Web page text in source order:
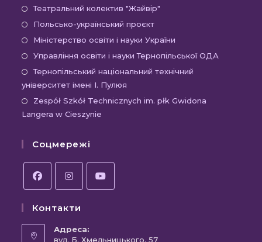
новій
вкладці
в
вкладці
Театральний колектив "Жайвір"
новій
вкладці
Польсько-український проєктВідкриється
в
новій
вкладці
Міністерство освіти і науки України
в
новій
Управління освіти і науки Тернопільської ОДА
Тернопільський національний технічний
університет імені І. Пулюя
Zespół Szkół Technicznych im. płk Gwidona
Langera w Cieszynie
Соцмережі
в
новій
в
новій
новій
Контакти
Адреса:
вул. Б. Хмельницького, 57